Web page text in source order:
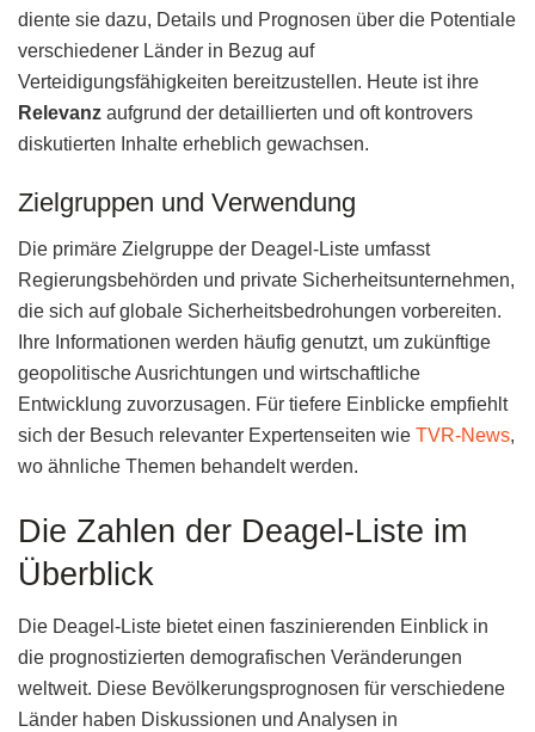
diente sie dazu, Details und Prognosen über die Potentiale
verschiedener Länder in Bezug auf
Verteidigungsfähigkeiten bereitzustellen. Heute ist ihre
Relevanz aufgrund der detaillierten und oft kontrovers
diskutierten Inhalte erheblich gewachsen.
Zielgruppen und Verwendung
Die primäre Zielgruppe der Deagel-Liste umfasst
Regierungsbehörden und private Sicherheitsunternehmen,
die sich auf globale Sicherheitsbedrohungen vorbereiten.
Ihre Informationen werden häufig genutzt, um zukünftige
geopolitische Ausrichtungen und wirtschaftliche
Entwicklung zuvorzusagen. Für tiefere Einblicke empfiehlt
sich der Besuch relevanter Expertenseiten wie TVR-News,
wo ähnliche Themen behandelt werden.
Die Zahlen der Deagel-Liste im
Überblick
Die Deagel-Liste bietet einen faszinierenden Einblick in
die prognostizierten demografischen Veränderungen
weltweit. Diese Bevölkerungsprognosen für verschiedene
Länder haben Diskussionen und Analysen in